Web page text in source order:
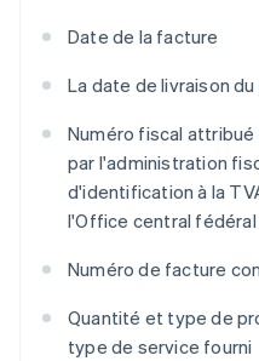
Date de la facture
La date de livraison
Numéro fiscal
par l'administration
d'identification à la
l'Office central
Numéro de facture
Quantité et type de
type de service fourni